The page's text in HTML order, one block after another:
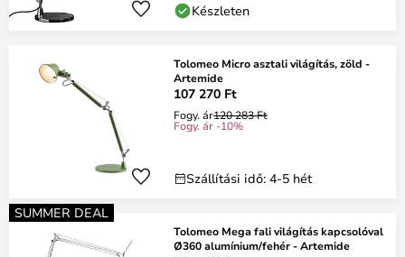
Készleten
Tolomeo Micro asztali világítás, zöld -
Artemide
107 270 Ft
Fogy. ár120 283 Ft
Fogy. ár -10%
Szállítási idő: 4-5 hét
SUMMER DEAL
Tolomeo Mega fali világítás kapcsolóval
Ø360 alumínium/fehér - Artemide